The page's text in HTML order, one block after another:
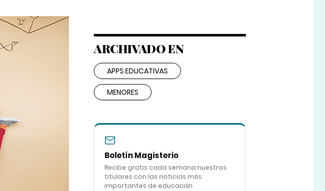
ARCHIVADO EN
APPS EDUCATIVAS
MENORES
Boletín Magisterio
Recibe gratis cada semana nuestros
titulares con las noticias más
importantes de educación